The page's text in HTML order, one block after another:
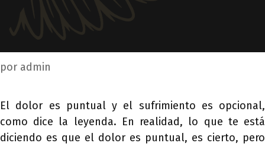
por admin
El dolor es puntual y el sufrimiento es opcional,
como dice la leyenda. En realidad, lo que te está
diciendo es que el dolor es puntual, es cierto, pero